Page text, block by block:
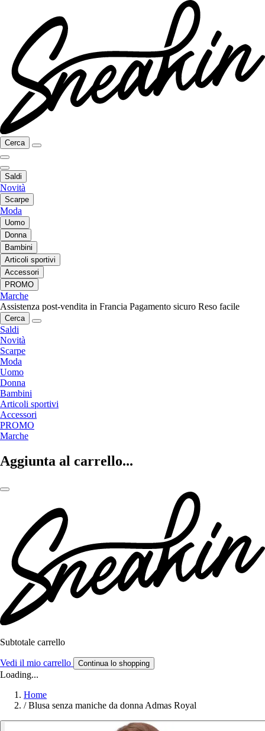
Cerca
Saldi
Novità
Scarpe
Moda
Uomo
Donna
Bambini
Articoli sportivi
Accessori
PROMO
Marche
Assistenza post-vendita in Francia Pagamento sicuro Reso facile
Cerca
Saldi
Novità
Scarpe
Moda
Uomo
Donna
Bambini
Articoli sportivi
Accessori
PROMO
Marche
Aggiunta al carrello...
Subtotale carrello
Vedi il mio carrello Continua lo shopping
Loading...
Home
/ Blusa senza maniche da donna Admas Royal